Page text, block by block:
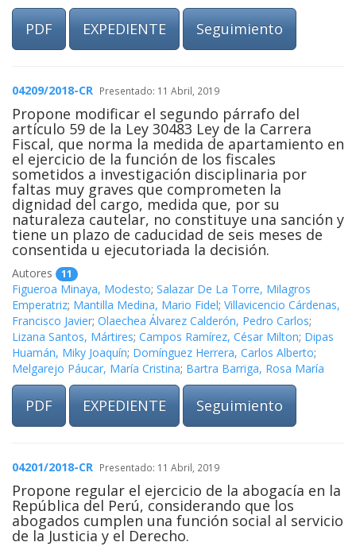
PDF EXPEDIENTE Seguimiento
04209/2018-CR Presentado: 11 Abril, 2019
Propone modificar el segundo párrafo del
artículo 59 de la Ley 30483 Ley de la Carrera
Fiscal, que norma la medida de apartamiento en
el ejercicio de la función de los fiscales
sometidos a investigación disciplinaria por
faltas muy graves que comprometen la
dignidad del cargo, medida que, por su
naturaleza cautelar, no constituye una sanción y
tiene un plazo de caducidad de seis meses de
consentida u ejecutoriada la decisión.
Autores 11
Figueroa Minaya, Modesto; Salazar De La Torre, Milagros
Emperatriz; Mantilla Medina, Mario Fidel; Villavicencio Cárdenas,
Francisco Javier; Olaechea Álvarez Calderón, Pedro Carlos;
Lizana Santos, Mártires; Campos Ramírez, César Milton; Dipas
Huamán, Miky Joaquín; Domínguez Herrera, Carlos Alberto;
Melgarejo Páucar, María Cristina; Bartra Barriga, Rosa María
PDF EXPEDIENTE Seguimiento
04201/2018-CR Presentado: 11 Abril, 2019
Propone regular el ejercicio de la abogacía en la
República del Perú, considerando que los
abogados cumplen una función social al servicio
de la Justicia y el Derecho.